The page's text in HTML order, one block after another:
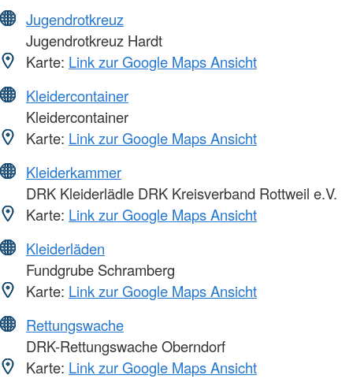
Jugendrotkreuz
Jugendrotkreuz Hardt
Karte: Link zur Google Maps Ansicht
Kleidercontainer
Kleidercontainer
Karte: Link zur Google Maps Ansicht
Kleiderkammer
DRK Kleiderlädle DRK Kreisverband Rottweil e.V.
Karte: Link zur Google Maps Ansicht
Kleiderläden
Fundgrube Schramberg
Karte: Link zur Google Maps Ansicht
Rettungswache
DRK-Rettungswache Oberndorf
Karte: Link zur Google Maps Ansicht